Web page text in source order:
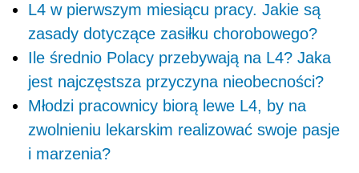
L4 w pierwszym miesiącu pracy. Jakie są
zasady dotyczące zasiłku chorobowego?
Ile średnio Polacy przebywają na L4? Jaka
jest najczęstsza przyczyna nieobecności?
Młodzi pracownicy biorą lewe L4, by na
zwolnieniu lekarskim realizować swoje pasje
i marzenia?